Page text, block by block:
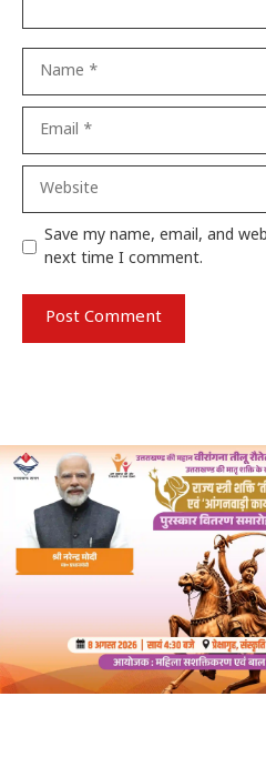
Save my name, email, and
next time I comment.